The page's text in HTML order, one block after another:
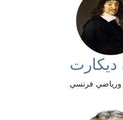
ديكارت
فرنسي